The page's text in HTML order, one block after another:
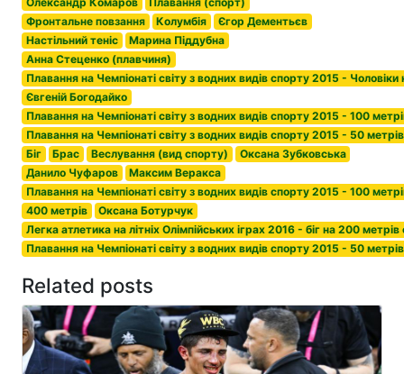
Фронтальне повзання
Колумбія
Єгор Дементьєв
Настільний теніс
Марина Піддубна
Анна Стеценко (плавчиня)
Плавання на Чемпіонаті світу з водних видів спорту 2015 -
Євгеній Богодайко
Плавання на Чемпіонаті світу з водних видів спорту 2015 - 100
Плавання на Чемпіонаті світу з водних видів спорту 2015 - 50
Біг
Брас Веслування (вид спорту)
Оксана Зубковська
Данило Чуфаров
Максим Веракса
Плавання на Чемпіонаті світу з водних видів спорту 2015 - 100
400 метрів
Оксана Ботурчук
Легка атлетика на літніх Олімпійських іграх 2016 - біг на 200
Плавання на Чемпіонаті світу з водних видів спорту 2015 - 50
Related posts